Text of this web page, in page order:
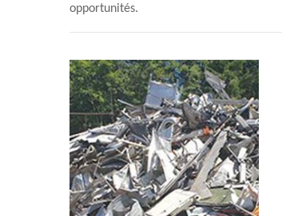
opportunités.